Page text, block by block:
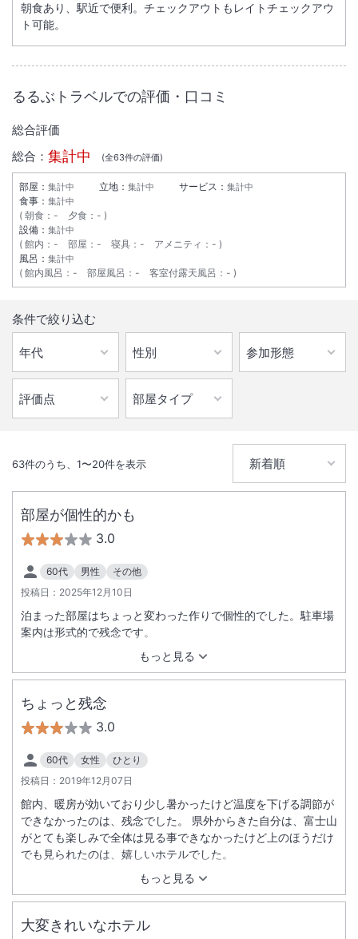
朝食あり、駅近で便利。チェックアウトもレイトチェックアウ
ト可能。
るるぶトラベルでの評価・口コミ
総合評価
総合： 集計中 (全63件の評価)
部屋： 集計中 立地： 集計中 サービス： 集計中
食事： 集計中
朝食 ： - 夕食 ： -
設備： 集計中
館内 ： - 部屋 ： - 寝具 ： - アメニティ ： -
風呂： 集計中
館内風呂 ： - 部屋風呂 ： - 客室付露天風呂 ： -
条件で絞り込む
63件のうち、 1〜20件を表示
部屋が個性的かも
3.0
60代 男性
その他
投稿日： 2025年12月10日
もっと見る
泊まった部屋はちょっと変わった作りで個性的でした。駐車場
案内は形式的で残念です。
ちょっと残念
3.0
60代 女性
ひとり
投稿日： 2019年12月07日
もっと見る
館内、暖房が効いており少し暑かったけど温度を下げる調節が
できなかったのは、残念でした。 県外からきた自分は、富士山
がとても楽しみで全体は見る事できなかったけど上のほうだけ
でも見られたのは、嬉しいホテルでした。
大変きれいなホテル